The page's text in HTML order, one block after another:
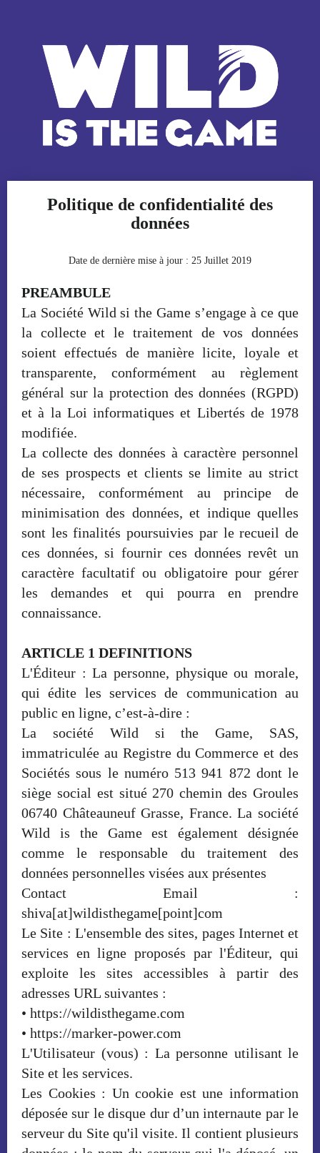
Politique de confidentialité des
données
Date de dernière mise à jour : 25 Juillet 2019
PREAMBULE
La Société Wild si the Game s’engage à ce que
la collecte et le traitement de vos données
soient effectués de manière licite, loyale et
transparente, conformément au règlement
général sur la protection des données (RGPD)
et à la Loi informatiques et Libertés de 1978
modifiée.
La collecte des données à caractère personnel
de ses prospects et clients se limite au strict
nécessaire, conformément au principe de
minimisation des données, et indique quelles
sont les finalités poursuivies par le recueil de
ces données, si fournir ces données revêt un
caractère facultatif ou obligatoire pour gérer
les demandes et qui pourra en prendre
connaissance.
ARTICLE 1 DEFINITIONS
L'Éditeur : La personne, physique ou morale,
qui édite les services de communication au
public en ligne, c’est-à-dire :
La société Wild si the Game, SAS,
immatriculée au Registre du Commerce et des
Sociétés sous le numéro 513 941 872 dont le
siège social est situé 270 chemin des Groules
06740 Châteauneuf Grasse, France. La société
Wild is the Game est également désignée
comme le responsable du traitement des
données personnelles visées aux présentes
Contact Email :
shiva[at]wildisthegame[point]com
Le Site : L'ensemble des sites, pages Internet et
services en ligne proposés par l'Éditeur, qui
exploite les sites accessibles à partir des
adresses URL suivantes :
• https://wildisthegame.com
• https://marker-power.com
L'Utilisateur (vous) : La personne utilisant le
Site et les services.
Les Cookies : Un cookie est une information
déposée sur le disque dur d’un internaute par le
serveur du Site qu'il visite. Il contient plusieurs